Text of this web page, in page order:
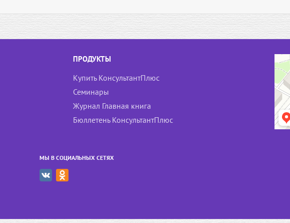
ПРОДУКТЫ
Купить КонсультантПлюс
Семинары
Журнал Главная книга
Бюллетень КонсультантПлюс
МЫ В СОЦИАЛЬНЫХ СЕТЯХ